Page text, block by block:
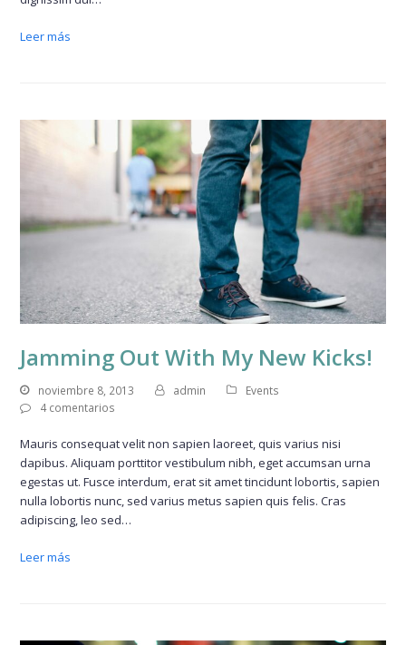
Leer más
Jamming Out With My New Kicks!
noviembre 8, 2013 admin
Events
4 comentarios
Mauris consequat velit non sapien laoreet, quis varius nisi
dapibus. Aliquam porttitor vestibulum nibh, eget accumsan urna
egestas ut. Fusce interdum, erat sit amet tincidunt lobortis, sapien
nulla lobortis nunc, sed varius metus sapien quis felis. Cras
adipiscing, leo sed…
Leer más